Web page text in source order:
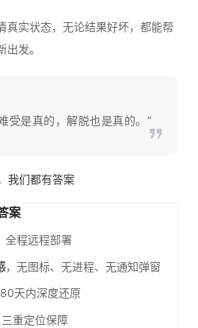
真实状态，无论结果好坏，都能帮
发。
受是真的，解脱也是真的。”
我们都有答案
案
全程远程部署
，无图标、无进程、无通知弹窗
天内深度还原
三重定位保障